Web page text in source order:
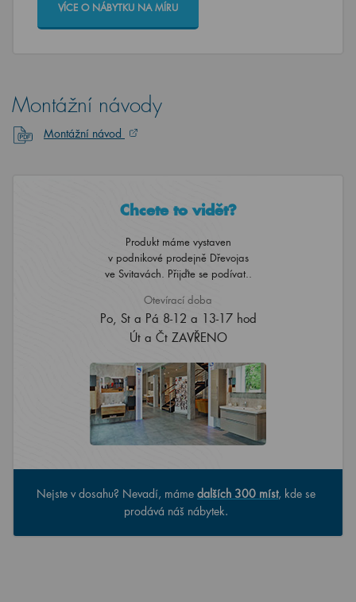
VÍCE O NÁBYTKU NA MÍRU
Montážní návody
Montážní návod
Chcete to vidět?
Produkt máme vystaven
v podnikové prodejně Dřevojas
ve Svitavách. Přijďte se podívat..
Otevírací doba
Po, St a Pá 8-12 a 13-17 hod
Út a Čt ZAVŘENO
Nejste v dosahu? Nevadí, máme dalších 300 míst, kde se
prodává náš nábytek.